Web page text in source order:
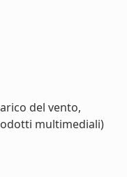
del vento,
multimediali)